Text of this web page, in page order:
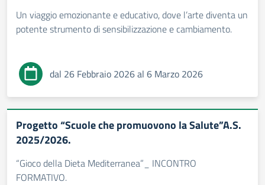
Un viaggio emozionante e educativo, dove l’arte diventa un
potente strumento di sensibilizzazione e cambiamento.
dal 26 Febbraio 2026 al 6 Marzo 2026
Progetto “Scuole che promuovono la Salute”A.S.
2025/2026.
“Gioco della Dieta Mediterranea”_ INCONTRO
FORMATIVO.